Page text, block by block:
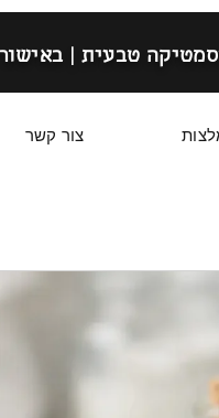
טבעית |
צור קשר